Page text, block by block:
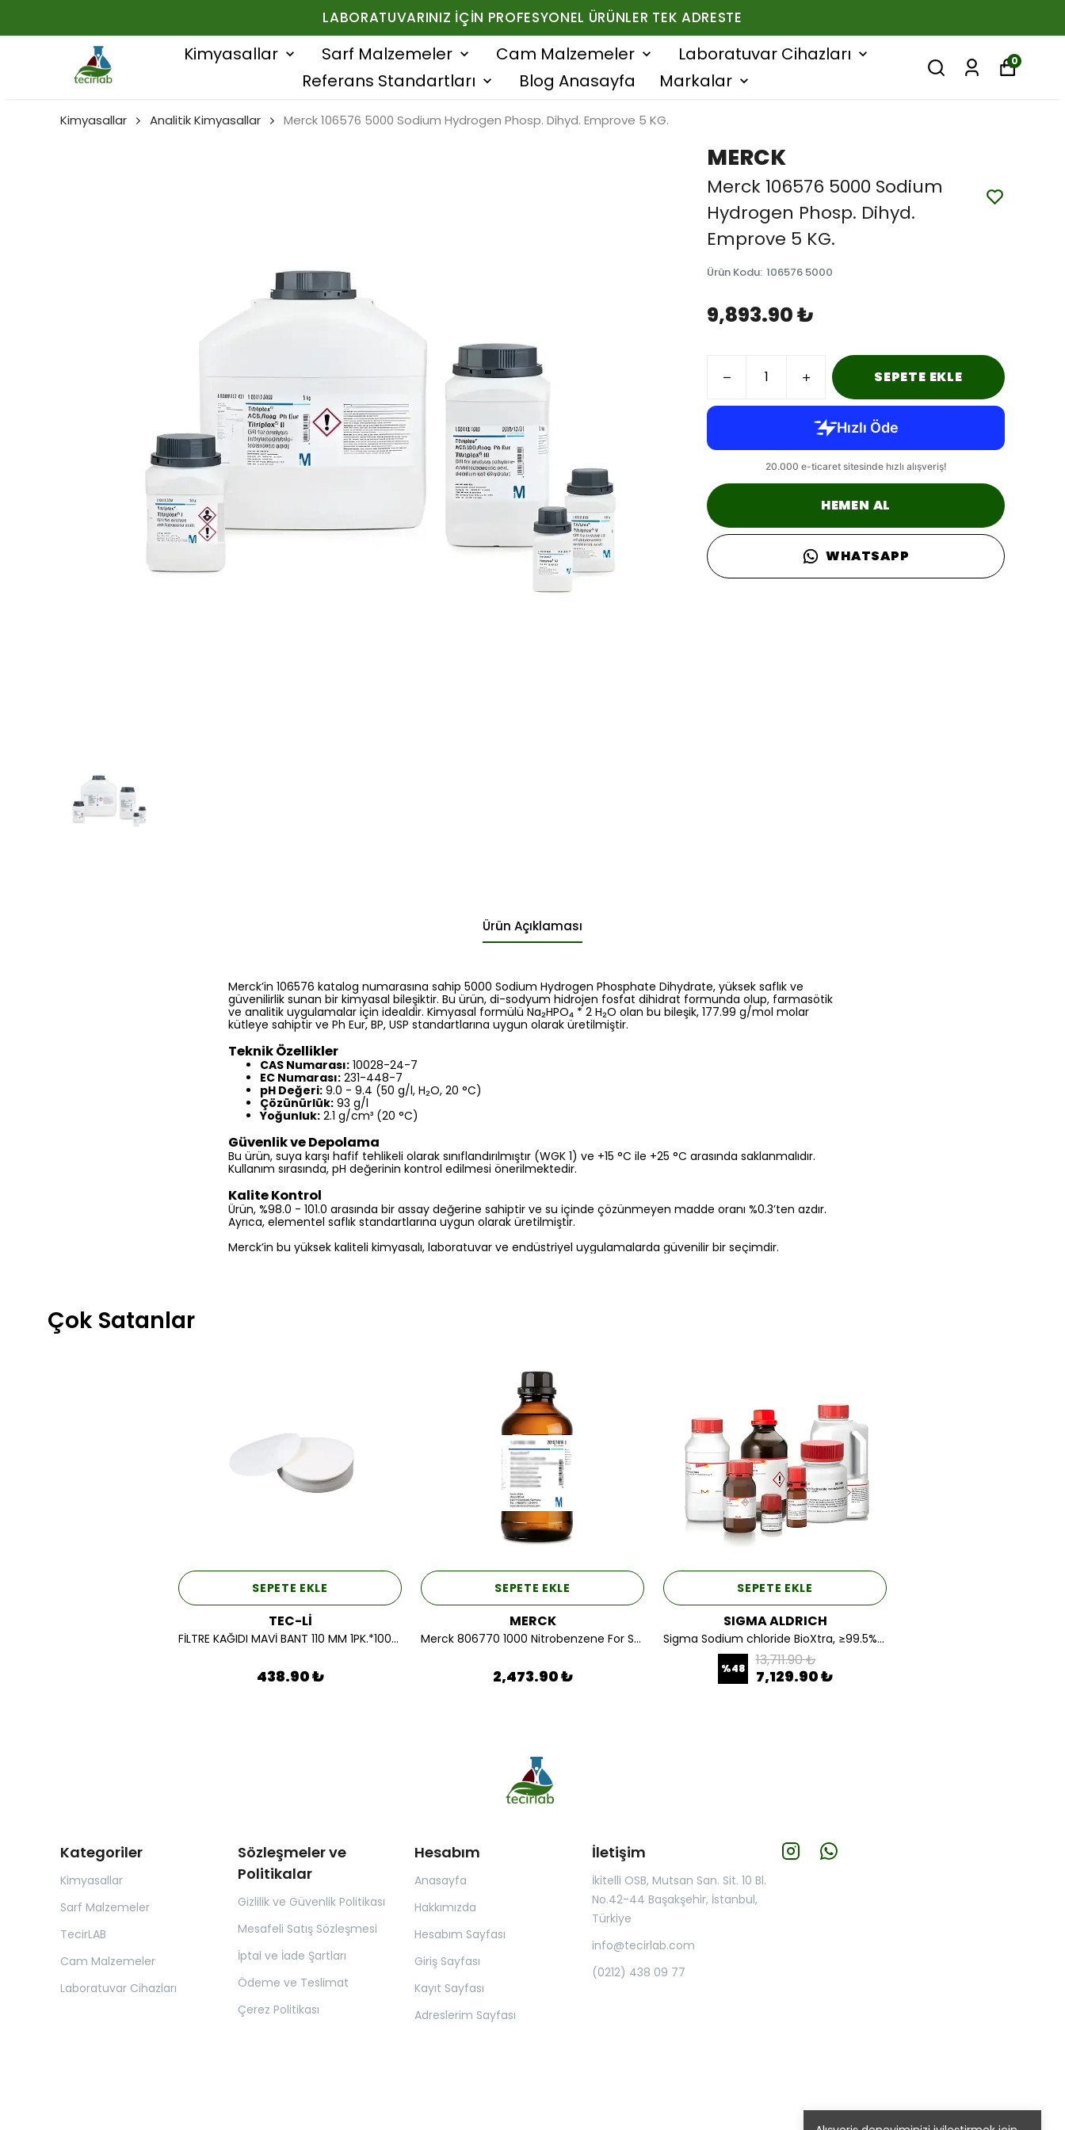
LABORATUVARINIZ İÇIN PROFESYONEL ÜRÜNLER TEK ADRESTE
Kimyasallar Sarf Malzemeler Cam Malzemeler
Laboratuvar Cihazları
Referans Standartları
Blog Anasayfa Markalar
0
Kimyasallar Analitik Kimyasallar Merck 106576 5000 Sodium Hydrogen Phosp. Dihyd. Emprove 5 KG.
MERCK
Merck 106576 5000 Sodium
Hydrogen Phosp. Dihyd.
Emprove 5 KG.
Ürün Kodu: 106576 5000
9,893.90 ₺
SEPETE EKLE
HEMEN AL
WHATSAPP
Ürün Açıklaması
Merck’in 106576 katalog numarasına sahip 5000 Sodium Hydrogen Phosphate Dihydrate, yüksek saflık ve
güvenilirlik sunan bir kimyasal bileşiktir. Bu ürün, di-sodyum hidrojen fosfat dihidrat formunda olup, farmasötik
ve analitik uygulamalar için idealdir. Kimyasal formülü Na₂HPO₄ * 2 H₂O olan bu bileşik, 177.99 g/mol molar
kütleye sahiptir ve Ph Eur, BP, USP standartlarına uygun olarak üretilmiştir.
Teknik Özellikler
CAS Numarası: 10028-24-7
EC Numarası: 231-448-7
pH Değeri: 9.0 - 9.4 (50 g/l, H₂O, 20 °C)
Çözünürlük: 93 g/l
Yoğunluk: 2.1 g/cm³ (20 °C)
Güvenlik ve Depolama
Bu ürün, suya karşı hafif tehlikeli olarak sınıflandırılmıştır (WGK 1) ve +15 °C ile +25 °C arasında saklanmalıdır.
Kullanım sırasında, pH değerinin kontrol edilmesi önerilmektedir.
Kalite Kontrol
Ürün, %98.0 - 101.0 arasında bir assay değerine sahiptir ve su içinde çözünmeyen madde oranı %0.3’ten azdır.
Ayrıca, elementel saflık standartlarına uygun olarak üretilmiştir.
Merck’in bu yüksek kaliteli kimyasalı, laboratuvar ve endüstriyel uygulamalarda güvenilir bir seçimdir.
Çok Satanlar
SEPETE EKLE
TEC-Lİ
FİLTRE KAĞIDI MAVİ BANT 110 MM 1PK.*100AD.
438.90 ₺
SEPETE EKLE
MERCK
Merck 806770 1000 Nitrobenzene For Synthesis 1 LT.
2,473.90 ₺
SEPETE EKLE
SIGMA ALDRICH
Sigma Sodium chloride BioXtra, ≥99.5% (AT) 5KG.
%48 13,711.90 ₺
7,129.90 ₺
Kategoriler
Kimyasallar
Sarf Malzemeler
TecirLAB
Cam Malzemeler
Laboratuvar Cihazları
Sözleşmeler ve
Politikalar
Gizlilik ve Güvenlik Politikası
Mesafeli Satış Sözleşmesi
İptal ve İade Şartları
Ödeme ve Teslimat
Çerez Politikası
Hesabım
Anasayfa
Hakkımızda
Hesabım Sayfası
Giriş Sayfası
Kayıt Sayfası
Adreslerim Sayfası
İletişim
İkitelli OSB, Mutsan San. Sit. 10 Bl.
No.42-44 Başakşehir, İstanbul,
Türkiye
info@tecirlab.com
(0212) 438 09 77